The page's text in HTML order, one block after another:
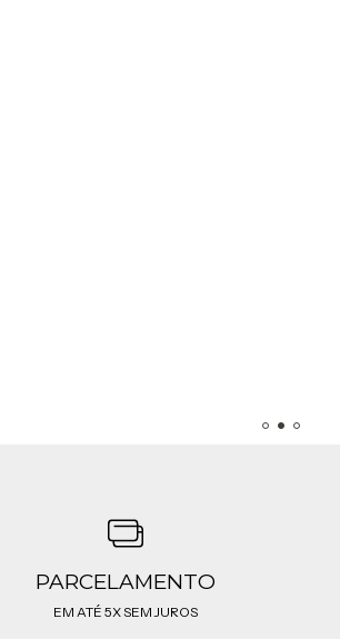
PARCELAMENTO
EM ATÉ 5X SEM JUROS